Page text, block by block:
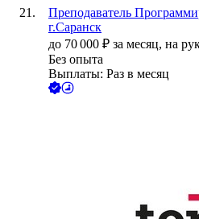
Преподаватель
г.Саранск
до 70 000 ₽ за месяц, на
Без опыта
Выплаты: Раз в месяц